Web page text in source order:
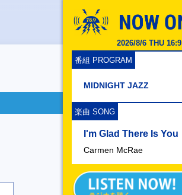
2026/8/6 THU 16:9
番組 PROGRAM
MIDNIGHT JAZZ
楽曲 SONG
I'm Glad There Is You
Carmen McRae